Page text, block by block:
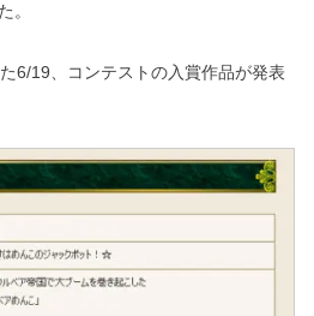
。
6/19、コンテストの入賞作品が発表